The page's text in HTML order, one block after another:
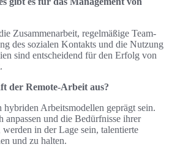
Zusammenarbeit, regelmäßige Team-
des sozialen Kontakts und die Nutzung
sind entscheidend für den Erfolg von
der Remote-Arbeit aus?
Arbeitsmodellen geprägt sein.
anpassen und die Bedürfnisse ihrer
in der Lage sein, talentierte
und zu halten.